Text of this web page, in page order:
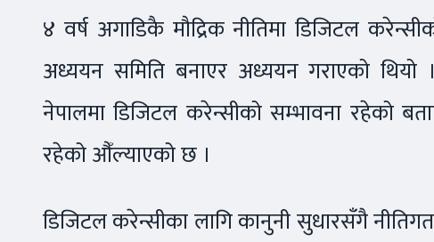
४ वर्ष अगाडिकै मौद्रिक नीतिमा डिजिटल
अध्ययन समिति बनाएर अध्ययन गराएको थियो
नेपालमा डिजिटल करेन्सीको सम्भावना रहेको
रहेको औँल्याएको छ ।
डिजिटल करेन्सीका लागि कानुनी सुधारसँगै